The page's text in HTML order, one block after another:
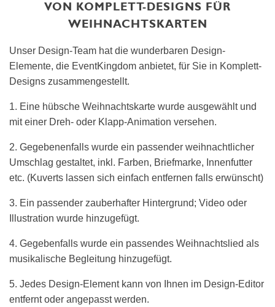
VON KOMPLETT-DESIGNS FÜR
WEIHNACHTSKARTEN
Unser Design-Team hat die wunderbaren Design-
Elemente, die EventKingdom anbietet, für Sie in Komplett-
Designs zusammengestellt.
1. Eine hübsche Weihnachtskarte wurde ausgewählt und
mit einer Dreh- oder Klapp-Animation versehen.
2. Gegebenenfalls wurde ein passender weihnachtlicher
Umschlag gestaltet, inkl. Farben, Briefmarke, Innenfutter
etc. (Kuverts lassen sich einfach entfernen falls erwünscht)
3. Ein passender zauberhafter Hintergrund; Video oder
Illustration wurde hinzugefügt.
4. Gegebenfalls wurde ein passendes Weihnachtslied als
musikalische Begleitung hinzugefügt.
5. Jedes Design-Element kann von Ihnen im Design-Editor
entfernt oder angepasst werden.